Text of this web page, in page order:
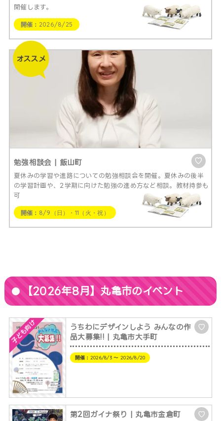
開催します。
開催： 2026/8/25
勉強相談会 | 飯山町 ♡
夏休みの学習や進路についての勉強相談会を開催。夏休みの後半
の学習計画や、2学期に向けた勉強の進め方など相談。教材持参も
可
開催： 8/9（日）・11（火・祝）
【2026年8月】丸亀市のイベント
子ども向け
うちわにデザインしよう みんなの作
品大募集!! | 丸亀市大手町
♡
開催： 2026/8/3 〜 2026/8/20
第2回ガイナ祭り | 丸亀市金倉町 ♡